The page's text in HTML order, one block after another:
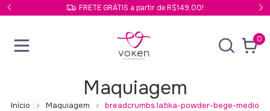
FRETE GRÁTIS a partir de R$149,00!
0
Maquiagem
Início Maquiagem breadcrumbs.latika-powder-bege-medio